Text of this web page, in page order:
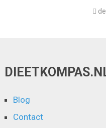
Blog
Contact